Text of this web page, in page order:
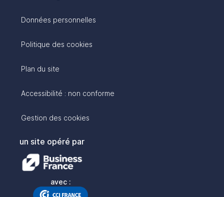
Données personnelles
Politique des cookies
Plan du site
Accessibilité : non conforme
Gestion des cookies
un site opéré par
avec :